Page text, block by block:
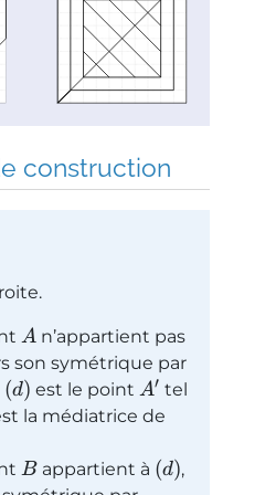
construction
A n’appartient pas
son symétrique par
(d) est le point A′ tel
la médiatrice de
Bappartient à (d),